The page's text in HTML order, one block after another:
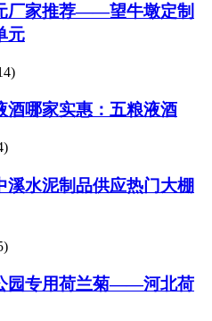
厂家推荐——望牛墩定制
元
酒哪家实惠：五粮液酒
溪水泥制品供应热门大棚
园专用荷兰菊——河北荷